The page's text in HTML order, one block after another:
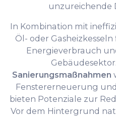
unzureichende
In Kombination mit
Öl- oder
Energieverbrauch
Gebäudesektor.
Sanierungsmaßnahmen
Fenstererneuerung
bieten Potenziale zur
Vor dem Hintergrund